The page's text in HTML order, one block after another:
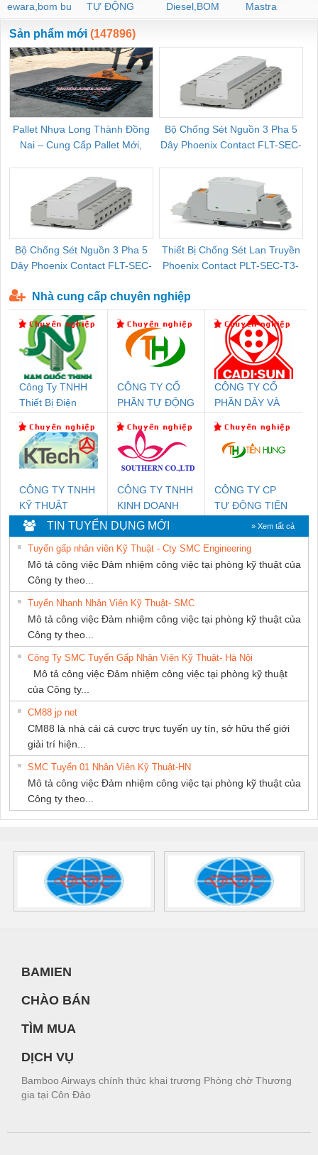
ewara,bom bu
ewara
TỰ ĐỘNG
Diesel,BOM
CHUA CHAY
Mastra
Sản phẩm mới (147896)
Pallet Nhựa Long Thành Đồng
Nai – Cung Cấp Pallet Mới,
Bộ Chống Sét Nguồn 3 Pha 5
Dây Phoenix Contact FLT-SEC-
Bộ Chống Sét Nguồn 3 Pha 5
Dây Phoenix Contact FLT-SEC-
Thiết Bị Chống Sét Lan Truyền
Phoenix Contact PLT-SEC-T3-
Nhà cung cấp chuyên nghiệp
Công Ty TNHH
Thiết Bị Điện
CÔNG TY CỔ
PHẦN TỰ ĐỘNG
CÔNG TY CỔ
PHẦN DÂY VÀ
THƯỢNG ĐÌNH
CÔNG TY TNHH
KỸ THUẬT
KTECH VIỆT
NAM
CÔNG TY TNHH
KINH DOANH
DỊCH VỤ XNK
PHƯƠNG NAM
CÔNG TY CP
TỰ ĐỘNG TIẾN
TIN TUYỂN DỤNG MỚI » Xem tất cả
Tuyển gấp nhân viên Kỹ Thuật - Cty SMC Engineering
Mô tả công việc Đảm nhiệm công việc tại phòng kỹ thuật của
Công ty theo...
Tuyển Nhanh Nhân Viên Kỹ Thuật- SMC
Mô tả công việc Đảm nhiệm công việc tại phòng kỹ thuật của
Công ty theo...
Công Ty SMC Tuyển Gấp Nhân Viên Kỹ Thuật- Hà Nội
Mô tả công việc Đảm nhiệm công việc tại phòng kỹ thuật
của Công ty...
CM88 jp net
CM88 là nhà cái cá cược trực tuyến uy tín, sở hữu thế giới
giải trí hiện...
SMC Tuyển 01 Nhân Viên Kỹ Thuật-HN
Mô tả công việc Đảm nhiệm công việc tại phòng kỹ thuật của
Công ty theo...
BAMIEN
CHÀO BÁN
TÌM MUA
DỊCH VỤ
Bamboo Airways chính thức khai trương Phòng chờ Thương
gia tại Côn Đảo